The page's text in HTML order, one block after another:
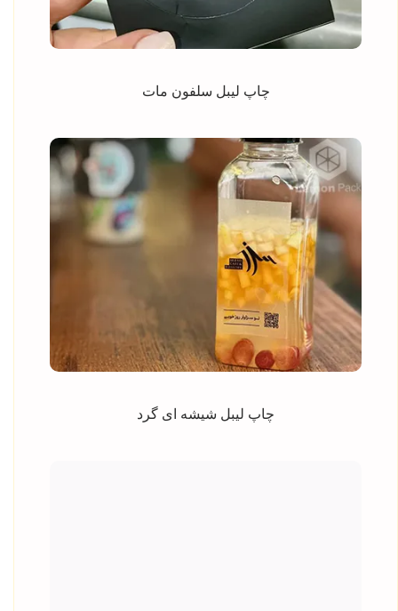
چاپ لیبل سلفون مات
چاپ لیبل شیشه ای گرد